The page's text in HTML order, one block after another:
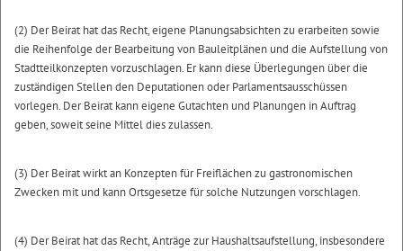
(2) Der Beirat hat das Recht, eigene Planungsabsichten zu erarbeiten sowie
die Reihenfolge der Bearbeitung von Bauleitplänen und die Aufstellung von
Stadtteilkonzepten vorzuschlagen. Er kann diese Überlegungen über die
zuständigen Stellen den Deputationen oder Parlamentsausschüssen
vorlegen. Der Beirat kann eigene Gutachten und Planungen in Auftrag
geben, soweit seine Mittel dies zulassen.
(3) Der Beirat wirkt an Konzepten für Freiflächen zu gastronomischen
Zwecken mit und kann Ortsgesetze für solche Nutzungen vorschlagen.
(4) Der Beirat hat das Recht, Anträge zur Haushaltsaufstellung, insbesondere